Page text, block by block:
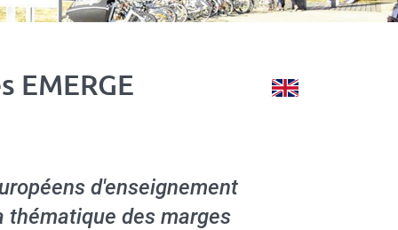
Version
See
d'enseignement
thématique des marges